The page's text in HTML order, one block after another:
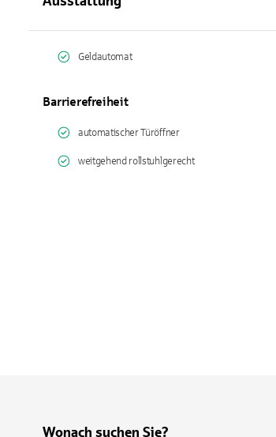
Geldautomat
Barrierefreiheit
automatischer Türöffner
weitgehend rollstuhlgerecht
Wonach suchen Sie?